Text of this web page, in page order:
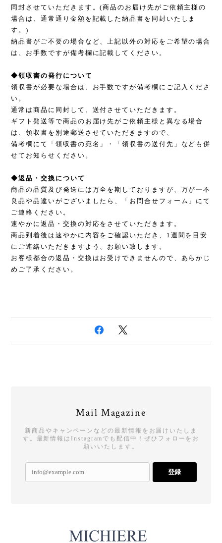
同封させていただきます。(商品のお届け先がご依頼主様の
場合は、通常通り金額を記載した納品書を同封いたしま
す。)
納品書がご不要の場合など、上記以外の対応をご希望の場合
は、お手数ですが備考欄に記載してください。
◆領収書の発行について
領収書が必要な場合は、お手数ですが備考欄にご記入くださ
い。
通常は商品に同封して、送付させていただきます。
ギフト発送等で商品のお届け先がご依頼主様と異なる場合
は、領収書を別途郵送させていただきますので、
備考欄にて「領収書の宛名」・「領収書の送付先」なども併
せてお知らせください。
◆返品・交換について
商品の品質及び発送には万全を期しておりますが、万が一不
良品や品違いがございましたら、「お問合せフォーム」にて
ご連絡ください。
速やかに返品・交換の対応をさせていただきます。
商品到着後は速やかに内容をご確認いただき、1週間を目安
にご連絡いただきますよう、お願い致します。
お客様都合の返品・交換はお受けできませんので、あらかじ
めご了承ください。
Mail Magazine
新商品やキャンペーンなどの最新情報をお届けいたしま
す。最新情報はInstagramでも配信中！ぜひフォローをお
願いいたします。
登録